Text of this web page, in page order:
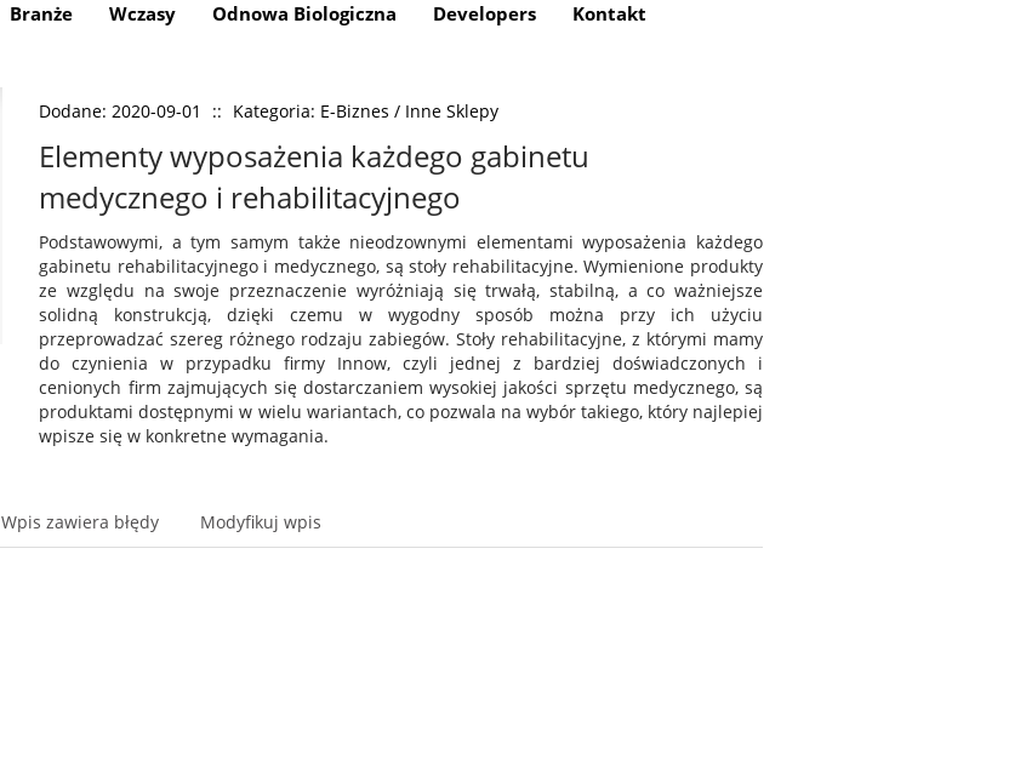
Branże Wczasy Odnowa Biologiczna Developers Kontakt
Dodane: 2020-09-01 :: Kategoria: E-Biznes / Inne Sklepy
Elementy wyposażenia każdego gabinetu
medycznego i rehabilitacyjnego
Podstawowymi, a tym samym także nieodzownymi elementami wyposażenia każdego
gabinetu rehabilitacyjnego i medycznego, są stoły rehabilitacyjne. Wymienione produkty
ze względu na swoje przeznaczenie wyróżniają się trwałą, stabilną, a co ważniejsze
solidną konstrukcją, dzięki czemu w wygodny sposób można przy ich użyciu
przeprowadzać szereg różnego rodzaju zabiegów. Stoły rehabilitacyjne, z którymi mamy
do czynienia w przypadku firmy Innow, czyli jednej z bardziej doświadczonych i
cenionych firm zajmujących się dostarczaniem wysokiej jakości sprzętu medycznego, są
produktami dostępnymi w wielu wariantach, co pozwala na wybór takiego, który najlepiej
wpisze się w konkretne wymagania.
Wpis zawiera błędy Modyfikuj wpis